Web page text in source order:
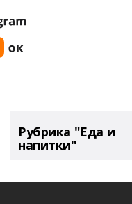
Рубрика "Еда и
напитки"